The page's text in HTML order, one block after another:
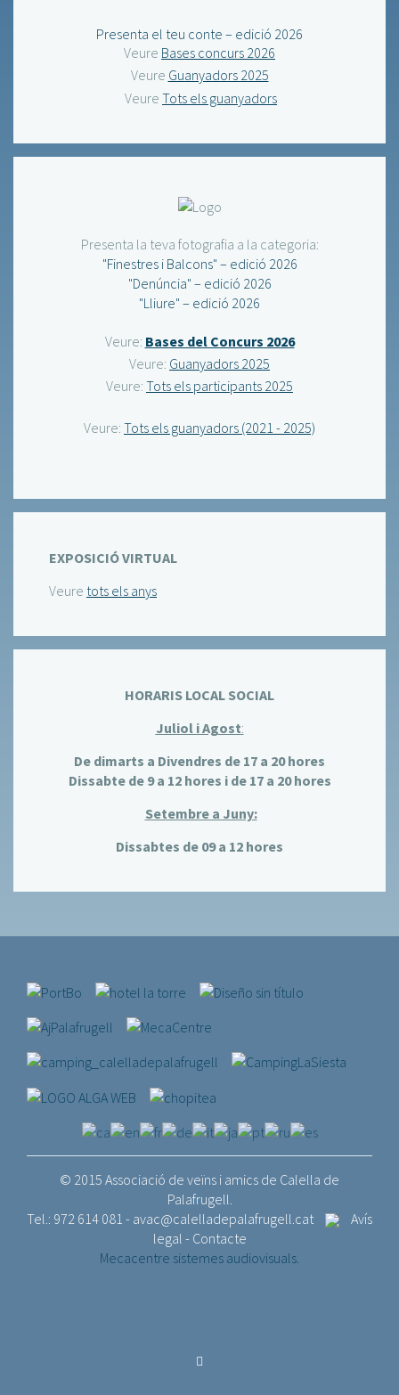
Presenta el teu conte – edició 2026
Veure Bases concurs 2026
Veure Guanyadors 2025
Veure Tots els guanyadors
Presenta la teva fotografia a la categoria:
"Finestres i Balcons" – edició 2026
"Denúncia" – edició 2026
"Lliure" – edició 2026
Veure: Bases del Concurs 2026
Veure: Guanyadors 2025
Veure: Tots els participants 2025
Veure: Tots els guanyadors (2021 - 2025)
EXPOSICIÓ VIRTUAL
Veure tots els anys
HORARIS LOCAL SOCIAL
Juliol i Agost:
De dimarts a Divendres de 17 a 20 hores
Dissabte de 9 a 12 hores i de 17 a 20 hores
Setembre a Juny:
Dissabtes de 09 a 12 hores
© 2015 Associació de veïns i amics de Calella de
Palafrugell.
Tel.: 972 614 081 - avac@calelladepalafrugell.cat
Avís
legal - Contacte
Mecacentre sistemes audiovisuals.